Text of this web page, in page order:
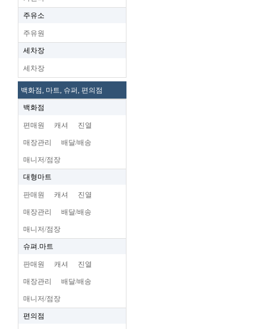
주유소
주유원
세차장
세차장
백화점, 마트, 슈퍼, 편의점
백화점
편매원 캐셔 진열
매장관리 배달/배송
매니저/점장
대형마트
판매원 캐셔 진열
매장관리 배달/배송
매니저/점장
슈펴.마트
판매원 캐셔 진열
매장관리 배달/배송
매니저/점장
편의점